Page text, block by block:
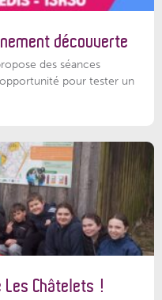
découverte
des séances
pour tester un
Les Châtelets !